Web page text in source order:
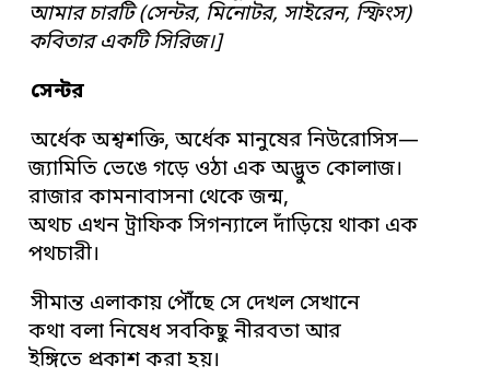
আমার চারটি (সেন্টর, মিনোটর, সাইরেন, স্ফিংস)
কবিতার একটি সিরিজ।]
সেন্টর
অর্ধেক অশ্বশক্তি, অর্ধেক মানুষের নিউরোসিস—
জ্যামিতি ভেঙে গড়ে ওঠা এক অদ্ভুত কোলাজ।
রাজার কামনাবাসনা থেকে জন্ম,
অথচ এখন ট্রাফিক সিগন্যালে দাঁড়িয়ে থাকা এক
পথচারী।
সীমান্ত এলাকায় পৌঁছে সে দেখল সেখানে
কথা বলা নিষেধ সবকিছু নীরবতা আর
ইঙ্গিতে প্রকাশ করা হয়।